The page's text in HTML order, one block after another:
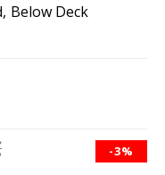
Below Deck
-3%